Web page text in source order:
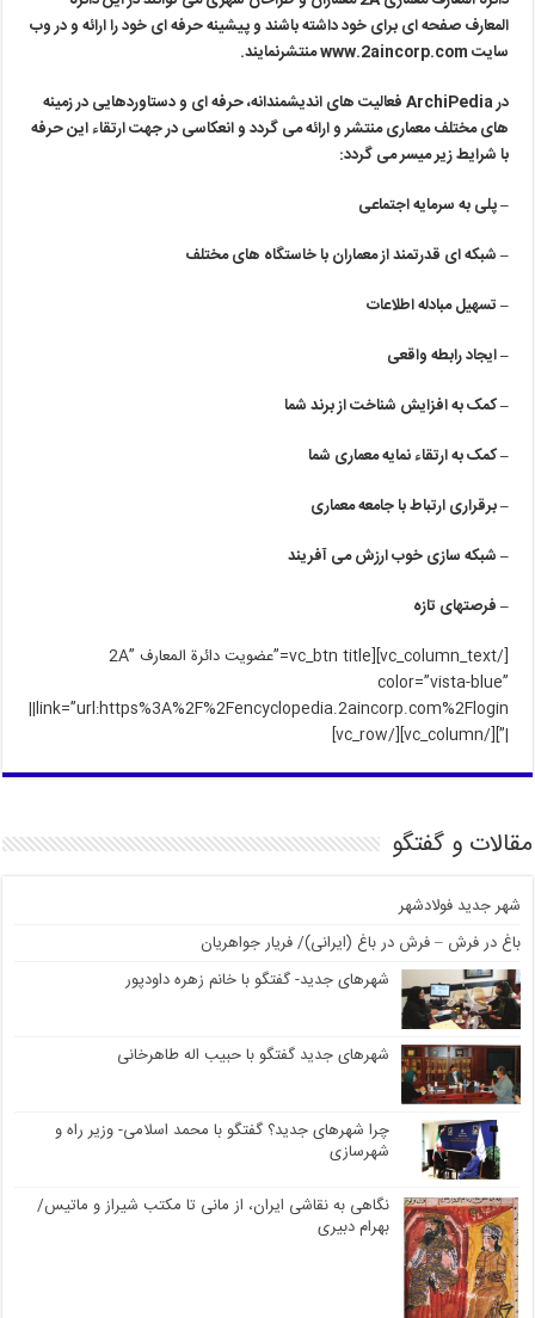
المعارف صفحه ای برای خود داشته باشند و پیشینه حرفه ای خود را ارائه و در وب
سایت www.2aincorp.com منتشرنمایند.
در ArchiPedia فعالیت های اندیشمندانه، حرفه ای و دستاوردهایی در زمینه
های مختلف معماری منتشر و ارائه می گردد و انعکاسی در جهت ارتقاء این حرفه
با شرایط زیر میسر می گردد:
– پلی به سرمایه اجتماعی
– شبکه ای قدرتمند از معماران با خاستگاه های مختلف
– تسهیل مبادله اطلاعات
– ایجاد رابطه واقعی
– کمک به افزایش شناخت از برند شما
– کمک به ارتقاء نمایه معماری شما
– برقراری ارتباط با جامعه معماری
– شبکه سازی خوب ارزش می آفریند
– فرصتهای تازه
[/vc_column_text][vc_btn title=”عضویت دائرة المعارف 2A”
color=”vista-blue”
link=”url:https%3A%2F%2Fencyclopedia.2aincorp.com%2Flogin||
|”][/vc_column][/vc_row]
مقالات و گفتگو
شهر جدید فولادشهر
باغ در فرش – فرش در باغ (ایرانی)/ فریار جواهریان
شهرهای جدید- گفتگو با خانم زهره داودپور
شهرهای جدید گفتگو با حبیب اله طاهرخانی
چرا شهرهای جدید؟ گفتگو با محمد اسلامی- وزیر راه و
شهرسازی
نگاهی به نقاشی ایران، از مانی تا مکتب شیراز و ماتیس/
بهرام دبیری